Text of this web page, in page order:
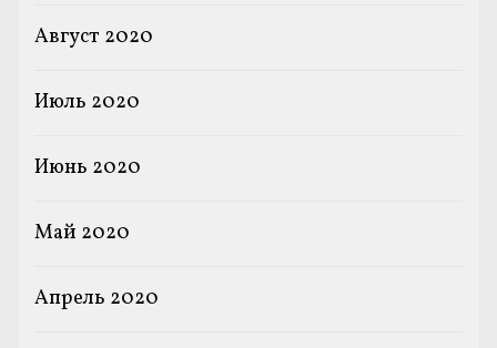
Август 2020
Июль 2020
Июнь 2020
Май 2020
Апрель 2020